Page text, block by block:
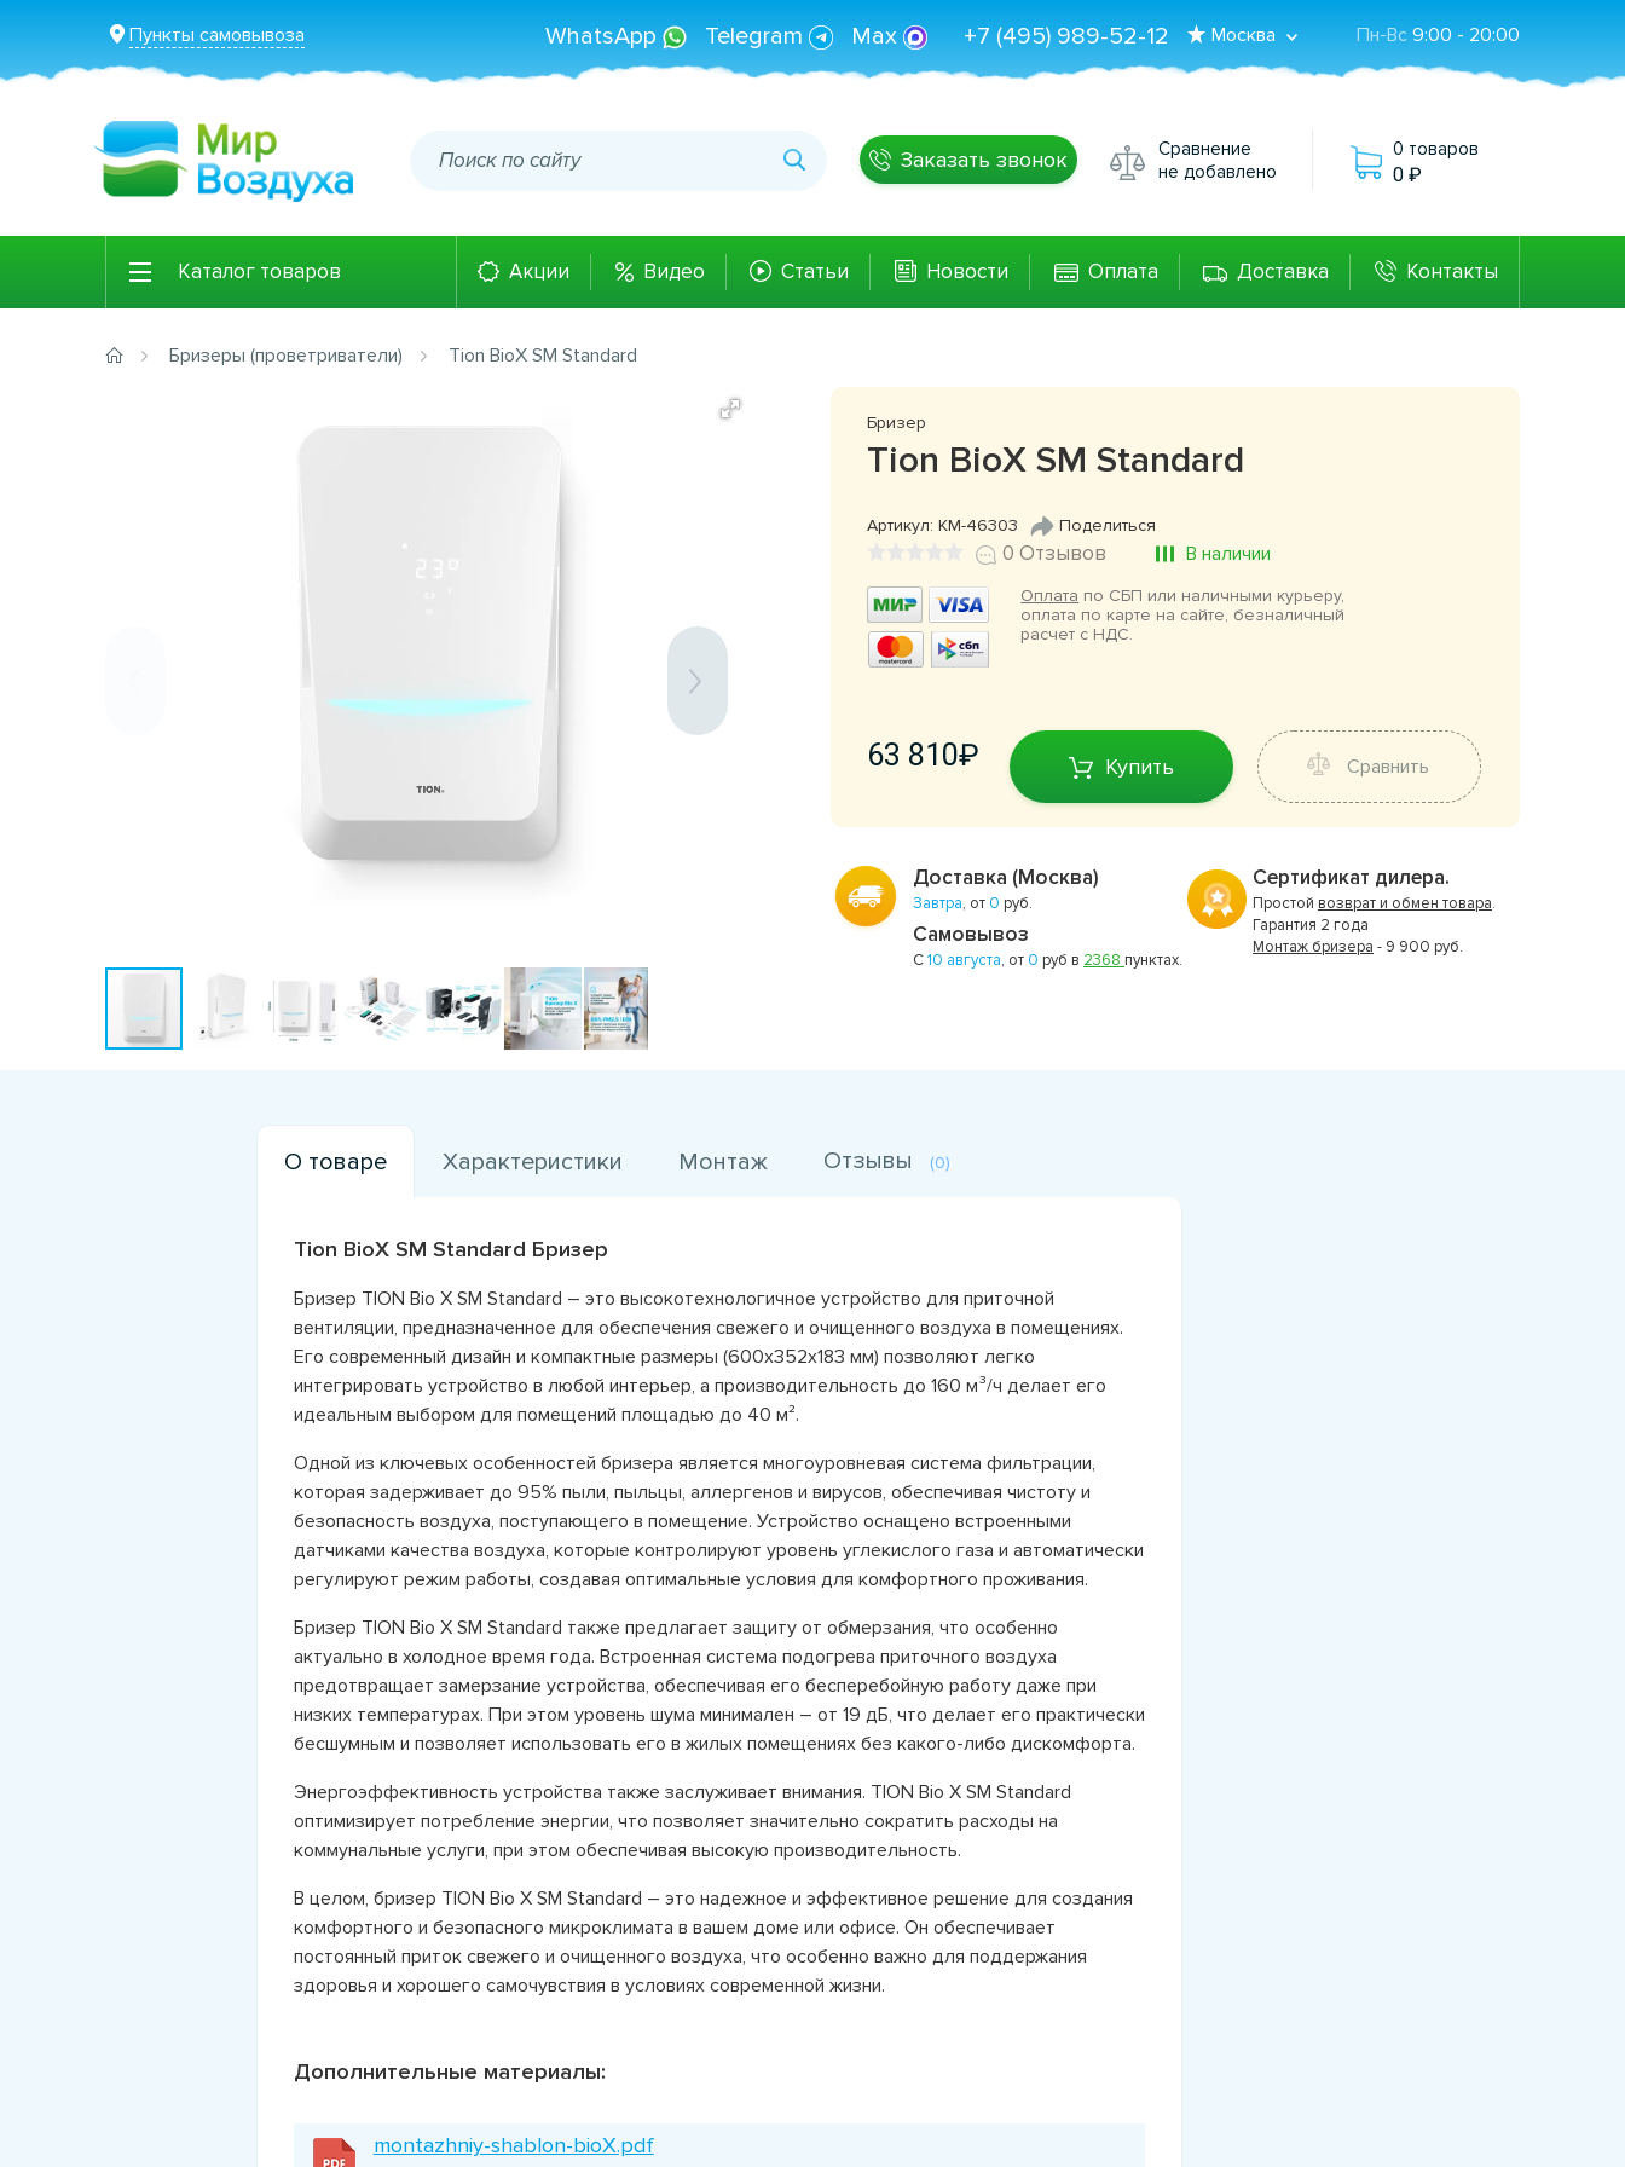
Пункты самовывоза Пн-Вс 9:00 - 20:00
Москва
+7 (495) 989-52-12
WhatsApp Telegram Max
Заказать звонок
Сравнение
не добавлено
0 товаров
0
Каталог товаров Акции Видео Статьи Новости Оплата Доставка Контакты
Бризеры (проветриватели) Tion BioX SM Standard
Бризер
Tion BioX SM Standard
Артикул: КМ-46303 Поделиться
0 Отзывов В наличии
Оплата по СБП или наличными курьеру,
оплата по карте на сайте, безналичный
расчет с НДС.
63 810 Купить Сравнить
Доставка (Москва)
Завтра, от 0 руб.
Самовывоз
С10 августа, от 0 руб в 2368 пунктах.
Сертификат дилера.
Простой возврат и обмен товара.
Гарантия 2 года
Монтаж бризера - 9 900 руб.
О товаре Характеристики Монтаж Отзывы (0)
Tion BioX SM Standard Бризер
Бризер TION Bio X SM Standard – это высокотехнологичное устройство для приточной
вентиляции, предназначенное для обеспечения свежего и очищенного воздуха в помещениях.
Его современный дизайн и компактные размеры (600х352х183 мм) позволяют легко
интегрировать устройство в любой интерьер, а производительность до 160 м³/ч делает его
идеальным выбором для помещений площадью до 40 м².
Одной из ключевых особенностей бризера является многоуровневая система фильтрации,
которая задерживает до 95% пыли, пыльцы, аллергенов и вирусов, обеспечивая чистоту и
безопасность воздуха, поступающего в помещение. Устройство оснащено встроенными
датчиками качества воздуха, которые контролируют уровень углекислого газа и автоматически
регулируют режим работы, создавая оптимальные условия для комфортного проживания.
Бризер TION Bio X SM Standard также предлагает защиту от обмерзания, что особенно
актуально в холодное время года. Встроенная система подогрева приточного воздуха
предотвращает замерзание устройства, обеспечивая его бесперебойную работу даже при
низких температурах. При этом уровень шума минимален – от 19 дБ, что делает его практически
бесшумным и позволяет использовать его в жилых помещениях без какого-либо дискомфорта.
Энергоэффективность устройства также заслуживает внимания. TION Bio X SM Standard
оптимизирует потребление энергии, что позволяет значительно сократить расходы на
коммунальные услуги, при этом обеспечивая высокую производительность.
В целом, бризер TION Bio X SM Standard – это надежное и эффективное решение для создания
комфортного и безопасного микроклимата в вашем доме или офисе. Он обеспечивает
постоянный приток свежего и очищенного воздуха, что особенно важно для поддержания
здоровья и хорошего самочувствия в условиях современной жизни.
Дополнительные материалы:
montazhniy-shablon-bioX.pdf